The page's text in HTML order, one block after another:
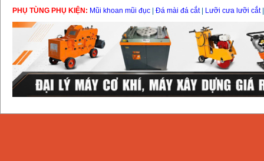
Máy hàn tig que Jasic
Giá: 6800000VND
PHỤ TÙNG PHỤ KIỆN: Mũi khoan mũi đục Đá mài đá cắt| Lưỡi cưa lưỡi cắt